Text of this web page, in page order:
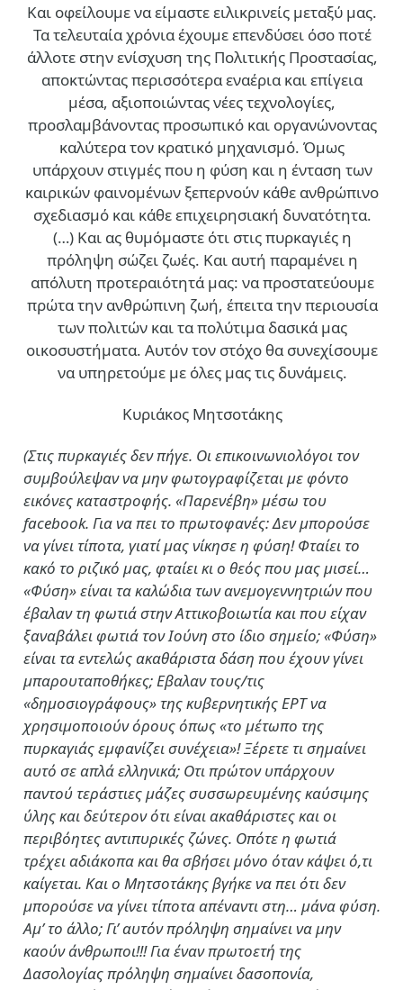
Και οφείλουμε να είμαστε ειλικρινείς μεταξύ μας.
Τα τελευταία χρόνια έχουμε επενδύσει όσο ποτέ
άλλοτε στην ενίσχυση της Πολιτικής Προστασίας,
αποκτώντας περισσότερα εναέρια και επίγεια
μέσα, αξιοποιώντας νέες τεχνολογίες,
προσλαμβάνοντας προσωπικό και οργανώνοντας
καλύτερα τον κρατικό μηχανισμό. Όμως
υπάρχουν στιγμές που η φύση και η ένταση των
καιρικών φαινομένων ξεπερνούν κάθε ανθρώπινο
σχεδιασμό και κάθε επιχειρησιακή δυνατότητα.
(…) Και ας θυμόμαστε ότι στις πυρκαγιές η
πρόληψη σώζει ζωές. Και αυτή παραμένει η
απόλυτη προτεραιότητά μας: να προστατεύουμε
πρώτα την ανθρώπινη ζωή, έπειτα την περιουσία
των πολιτών και τα πολύτιμα δασικά μας
οικοσυστήματα. Αυτόν τον στόχο θα συνεχίσουμε
να υπηρετούμε με όλες μας τις δυνάμεις.
Κυριάκος Μητσοτάκης
(Στις πυρκαγιές δεν πήγε. Οι επικοινωνιολόγοι τον
συμβούλεψαν να μην φωτογραφίζεται με φόντο
εικόνες καταστροφής. «Παρενέβη» μέσω του
facebook. Για να πει το πρωτοφανές: Δεν μπορούσε
να γίνει τίποτα, γιατί μας νίκησε η φύση! Φταίει το
κακό το ριζικό μας, φταίει κι ο θεός που μας μισεί…
«Φύση» είναι τα καλώδια των ανεμογεννητριών που
έβαλαν τη φωτιά στην Αττικοβοιωτία και που είχαν
ξαναβάλει φωτιά τον Ιούνη στο ίδιο σημείο; «Φύση»
είναι τα εντελώς ακαθάριστα δάση που έχουν γίνει
μπαρουταποθήκες; Εβαλαν τους/τις
«δημοσιογράφους» της κυβερνητικής ΕΡΤ να
χρησιμοποιούν όρους όπως «το μέτωπο της
πυρκαγιάς εμφανίζει συνέχεια»! Ξέρετε τι σημαίνει
αυτό σε απλά ελληνικά; Οτι πρώτον υπάρχουν
παντού τεράστιες μάζες συσσωρευμένης καύσιμης
ύλης και δεύτερον ότι είναι ακαθάριστες και οι
περιβόητες αντιπυρικές ζώνες. Οπότε η φωτιά
τρέχει αδιάκοπα και θα σβήσει μόνο όταν κάψει ό,τι
καίγεται. Και ο Μητσοτάκης βγήκε να πει ότι δεν
μπορούσε να γίνει τίποτα απέναντι στη… μάνα φύση.
Αμ’ το άλλο; Γι’ αυτόν πρόληψη σημαίνει να μην
καούν άνθρωποι!!! Για έναν πρωτοετή της
Δασολογίας πρόληψη σημαίνει δασοπονία,